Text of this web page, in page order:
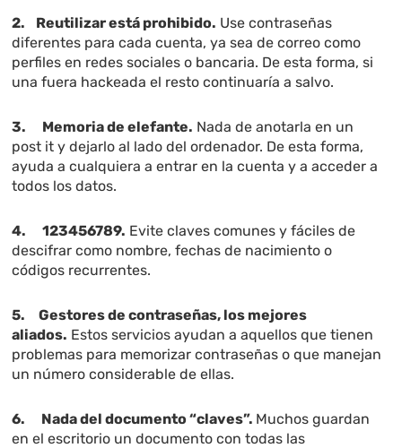
2. Reutilizar está prohibido. Use contraseñas
diferentes para cada cuenta, ya sea de correo como
perfiles en redes sociales o bancaria. De esta forma, si
una fuera hackeada el resto continuaría a salvo.
3. Memoria de elefante. Nada de anotarla en un
post it y dejarlo al lado del ordenador. De esta forma,
ayuda a cualquiera a entrar en la cuenta y a acceder a
todos los datos.
4.123456789. Evite claves comunes y fáciles de
descifrar como nombre, fechas de nacimiento o
códigos recurrentes.
5.Gestores de contraseñas, los mejores
aliados. Estos servicios ayudan a aquellos que tienen
problemas para memorizar contraseñas o que manejan
un número considerable de ellas.
6. Nada del documento “claves”. Muchos guardan
en el escritorio un documento con todas las